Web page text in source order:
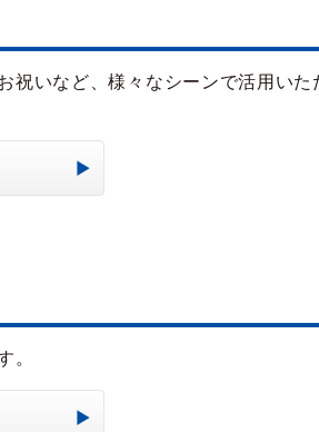
祝いなど、様々なシーンで活用いた
。